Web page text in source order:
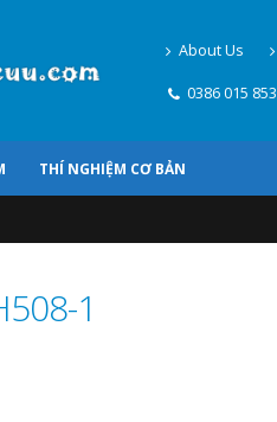
About Us
0386 015 853
THÍ NGHIỆM CƠ BẢN
1